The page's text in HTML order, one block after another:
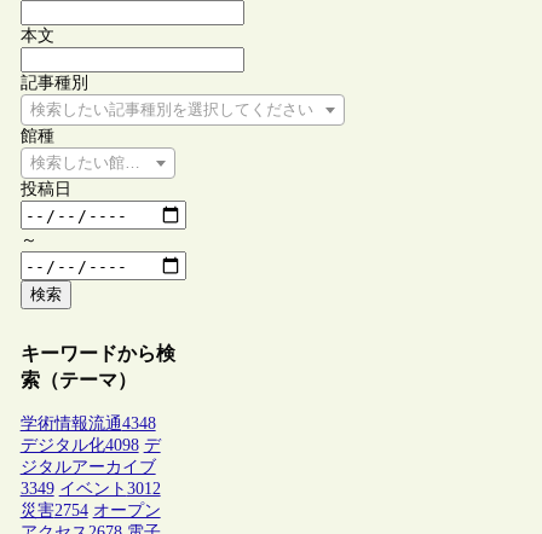
本文
記事種別
検索したい記事種別を選択してください
館種
検索したい館種を選択してください
投稿日
～
検索
キーワードから検
索（テーマ）
学術情報流通4348
デジタル化4098 デ
ジタルアーカイブ
3349 イベント 3012
災害2754 オープン